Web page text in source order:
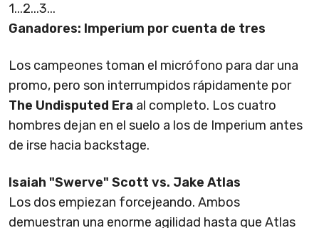
1...2...3...
Ganadores: Imperium por cuenta de tres
Los campeones toman el micrófono para dar una
promo, pero son interrumpidos rápidamente por
The Undisputed Era al completo. Los cuatro
hombres dejan en el suelo a los de Imperium antes
de irse hacia backstage.
Isaiah "Swerve" Scott vs. Jake Atlas
Los dos empiezan forcejeando. Ambos
demuestran una enorme agilidad hasta que Atlas